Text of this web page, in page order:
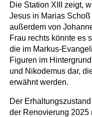
Die Station XIII zeigt,
Jesus in Marias
außerdem von
Frau rechts könnte es
die im Markus-
Figuren im
und Nikodemus dar,
erwähnt werden.
Der
der Renovierung 2025